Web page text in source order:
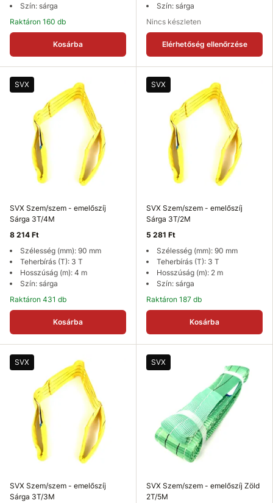
Szín: sárga
Raktáron 160 db
Kosárba
Szín: sárga
Nincs készleten
Elérhetőség ellenőrzése
SVX
SVX Szem/szem - emelőszíj
Sárga 3T/4M
8 214 Ft
Szélesség (mm): 90 mm
Teherbírás (T): 3 T
Hosszúság (m): 4 m
Szín: sárga
Raktáron 431 db
Kosárba
SVX
SVX Szem/szem - emelőszíj
Sárga 3T/2M
5 281 Ft
Szélesség (mm): 90 mm
Teherbírás (T): 3 T
Hosszúság (m): 2 m
Szín: sárga
Raktáron 187 db
Kosárba
SVX
SVX Szem/szem - emelőszíj
Sárga 3T/3M
SVX
SVX Szem/szem - emelőszíj Zöld
2T/5M